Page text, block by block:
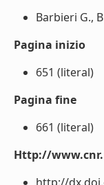
Barbieri G.,
Pagina inizio
651 (literal)
Pagina fine
661 (literal)
Http://